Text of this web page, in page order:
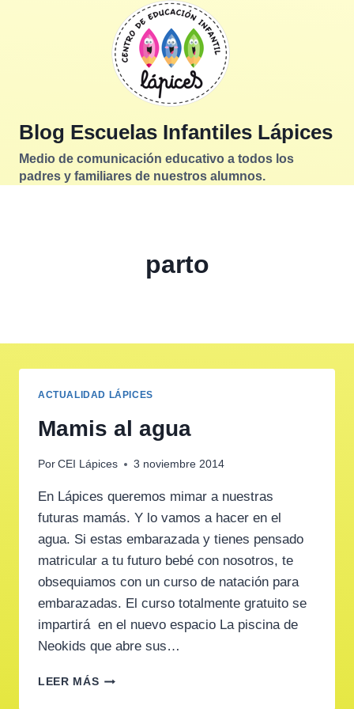
Blog Escuelas Infantiles Lápices
Medio de comunicación educativo a todos los
padres y familiares de nuestros alumnos.
parto
ACTUALIDAD LÁPICES
Mamis al agua
Por CEI Lápices 3 noviembre 2014
En Lápices queremos mimar a nuestras
futuras mamás. Y lo vamos a hacer en el
agua. Si estas embarazada y tienes pensado
matricular a tu futuro bebé con nosotros, te
obsequiamos con un curso de natación para
embarazadas. El curso totalmente gratuito se
impartirá en el nuevo espacio La piscina de
Neokids que abre sus…
LEER MÁSMAMIS